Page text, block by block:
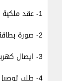
1- عقد ملكية او ايجار موثق بالشهر العقاري
2- صورة بطاقة الرقم القومي
3- ايصال كهرباء من اقرب جار دائم للمبنى المخالف